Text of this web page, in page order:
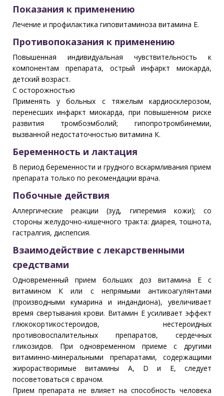
Показания к применению
Лечение и профилактика гиповитаминоза витамина Е.
Противопоказания к применению
Повышенная индивидуальная чувствительность к
компонентам препарата, острый инфаркт миокарда,
детский возраст.
С осторожностью
Применять у больных с тяжелым кардиосклерозом,
перенесших инфаркт миокарда, при повышенном риске
развития тромбоэмболий; гипопротромбинемии,
вызванной недостаточностью витамина К.
Беременность и лактация
В период беременности и грудного вскармливания прием
препарата только по рекомендации врача.
Побочные действия
Аллергические реакции (зуд, гиперемия кожи); со
стороны желудочно-кишечного тракта: диарея, тошнота,
гастралгия, диспепсия.
Взаимодействие с лекарственными
средствами
Одновременный прием больших доз витамина Е с
витамином К или с непрямыми антикоагулянтами
(производными кумарина и индандиона), увеличивает
время свертывания крови. Витамин Е усиливает эффект
глюкокортикостероидов, нестероидных
противовоспалительных препаратов, сердечных
гликозидов. При одновременном приеме с другими
витаминно-минеральными препаратами, содержащими
жирорастворимые витамины A, D и Е, следует
посоветоваться с врачом.
Прием препарата не влияет на способность человека